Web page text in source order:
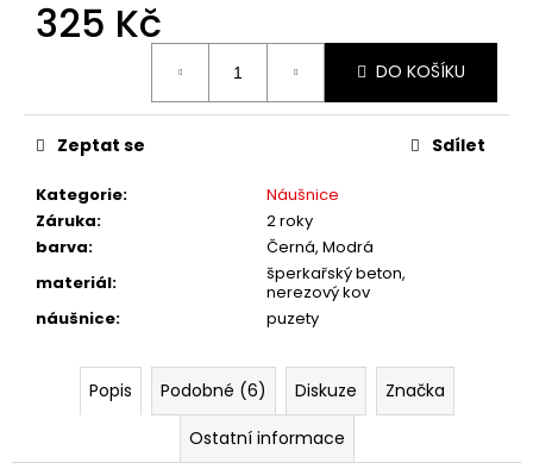
325 Kč
DO KOŠÍKU
Kategorie:
Náušnice
Záruka:
2 roky
barva:
Černá, Modrá
materiál:
šperkařský beton,
nerezový kov
náušnice: puzety
Zeptat se Sdílet
Popis Podobné (6) Diskuze
Značka
Ostatní informace
m